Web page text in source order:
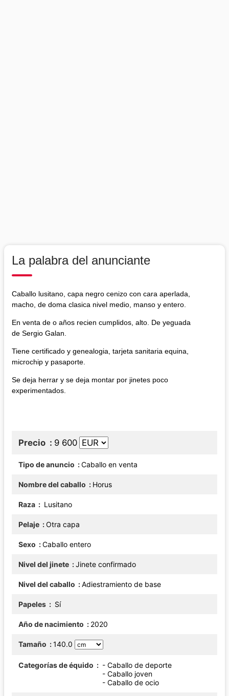
La palabra del anunciante
Caballo lusitano, capa negro cenizo con cara aperlada,
macho, de doma clasica nivel medio, manso y entero.
En venta de o años recien cumplidos, alto. De yeguada
de Sergio Galan.
Tiene certificado y genealogia, tarjeta sanitaria equina,
microchip y pasaporte.
Se deja herrar y se deja montar por jinetes poco
experimentados.
Precio 9 600
Tipo de anuncio Caballo en venta
Nombre del caballo Horus
Raza Lusitano
Pelaje Otra capa
Sexo Caballo entero
Nivel del jinete Jinete confirmado
Nivel del caballo Adiestramiento de base
Papeles Sí
Año de nacimiento 2020
Tamaño 140.0
Categorías de équido
- Caballo de deporte
- Caballo joven
- Caballo de ocio